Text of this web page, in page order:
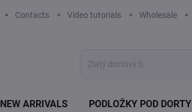
Contacts Video tutorials Wholesale
NEW ARRIVALS PODLOŽKY POD DORTY